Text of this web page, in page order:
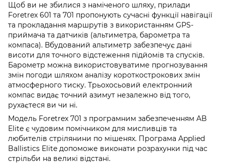
Щоб ви не збилися з наміченого шляху, прилади
Foretrex 601 та 701 пропонують сучасні функції навігації
та прокладання маршрутів з використанням GPS-
приймача та датчиків (альтиметра, барометра та
компаса). Вбудований альтиметр забезпечує дані
висоти для точного відстеження підйомів та спусків.
Барометр можна використовуватиме прогнозування
змін погоди шляхом аналізу короткострокових змін
атмосферного тиску. Трьохосьовий електронний
компас видає точний азимут незалежно від того,
рухаєтеся ви чи ні.
Модель Foretrex 701 з програмним забезпеченням AB
Elite є чудовим помічником для мисливців та
любителів стрілянини по мішенях. Програма Applied
Ballistics Elite допоможе виконати розрахунки під час
стрільби на великі відстані.